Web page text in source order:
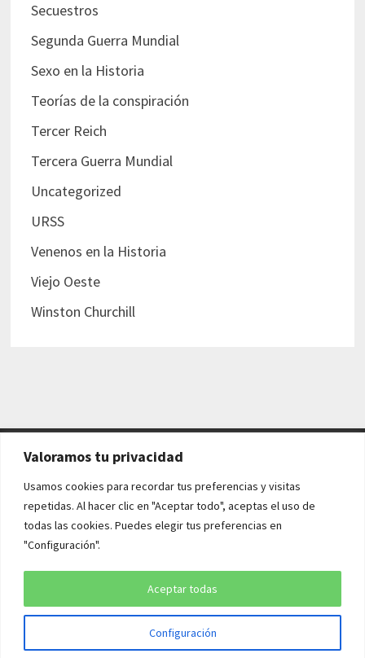
Valoramos tu privacidad
Usamos cookies para recordar tus preferencias y visitas
repetidas. Al hacer clic en "Aceptar todo", aceptas el uso de
todas las cookies. Puedes elegir tus preferencias en
"Configuración".
Configuración
Aceptar todas
Secuestros
Segunda Guerra Mundial
Sexo en la Historia
Teorías de la conspiración
Tercer Reich
Tercera Guerra Mundial
Uncategorized
URSS
Venenos en la Historia
Viejo Oeste
Winston Churchill
AVISO LEGAL Y POLÍTICAS
Aviso legal
Política de cookies